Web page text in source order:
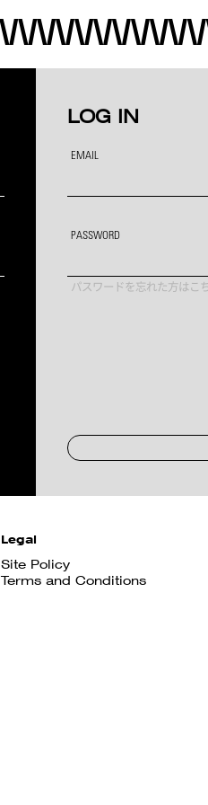
LOG IN
EMAIL
PASSWORD
パスワードを忘れた方はこ
Legal
Site Policy
Terms and Conditions